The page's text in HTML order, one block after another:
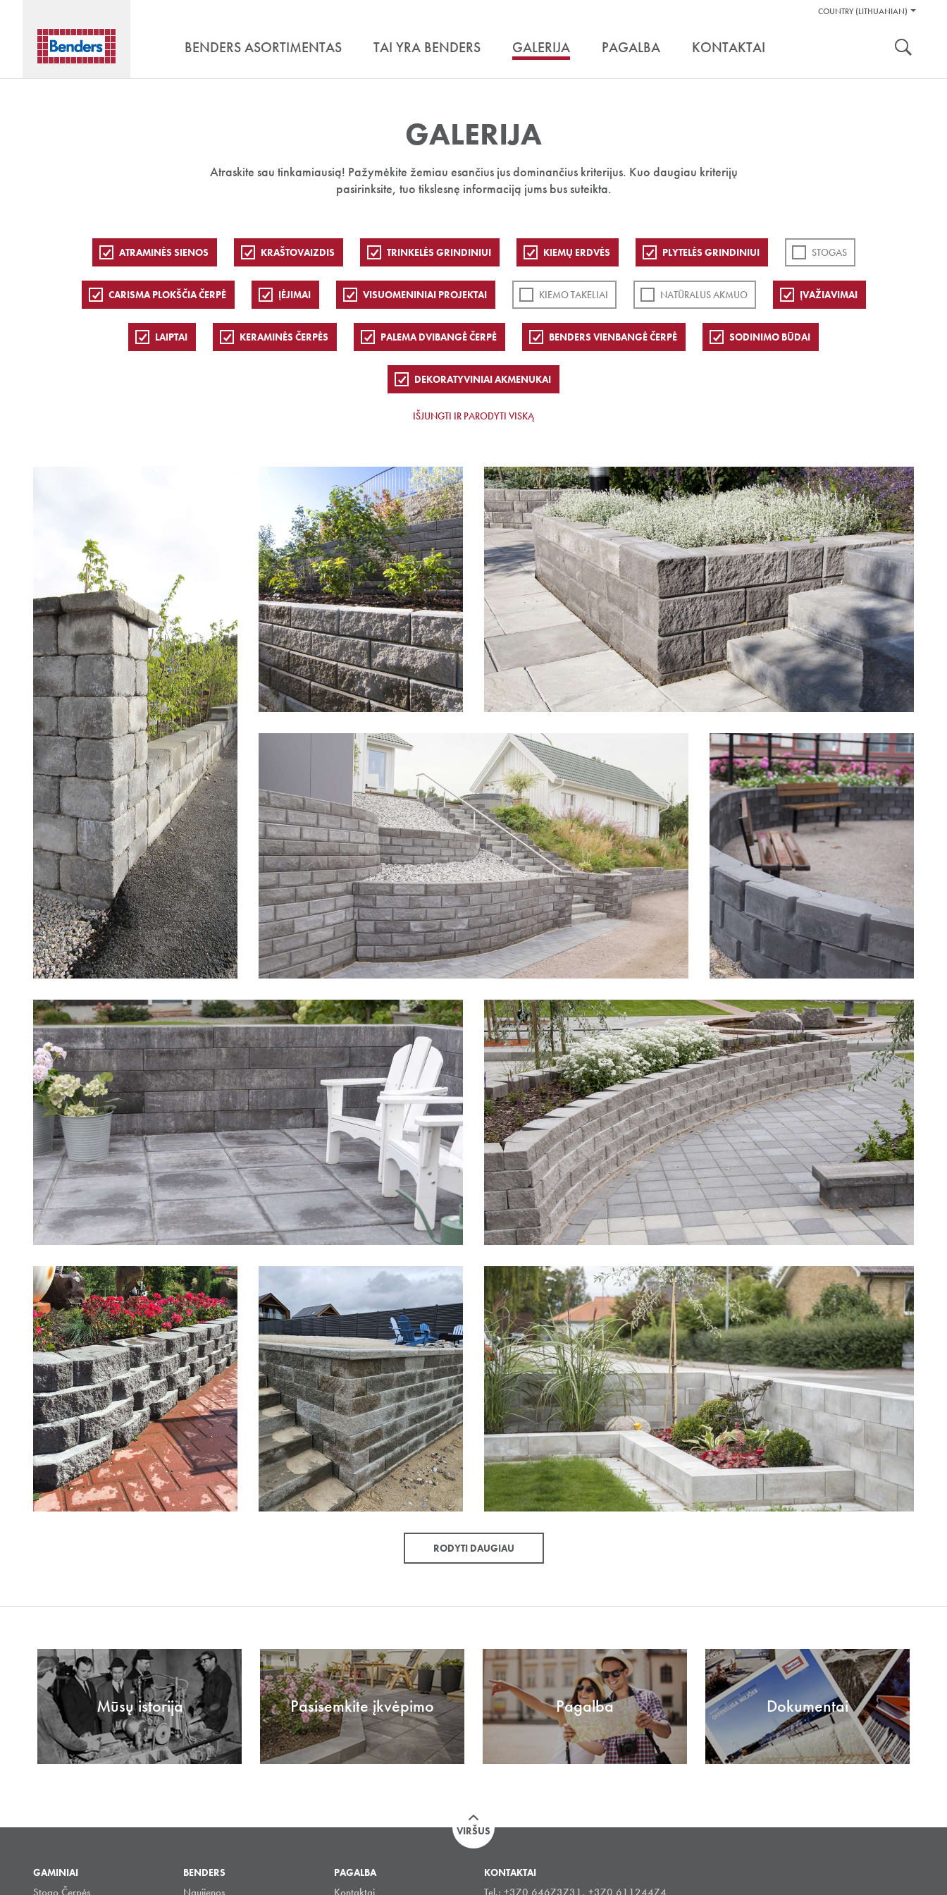
Pagalbos
COUNTRY (LITHUANIAN)
BENDERS ASORTIMENTAS TAI YRA BENDERS GALERIJA PAGALBA KONTAKTAI
GALERIJA
Atraskite sau tinkamiausią! Pažymėkite žemiau esančius jus dominančius kriterijus. Kuo daugiau kriterijų
pasirinksite, tuo tikslesnę informaciją jums bus suteikta.
ATRAMINĖS SIENOS KRAŠTOVAIZDIS TRINKELĖS GRINDINIUI KIEMŲ ERDVĖS PLYTELĖS GRINDINIUI STOGAS
CARISMA PLOKŠČIA ČERPĖ ĮĖJIMAI VISUOMENINIAI PROJEKTAI KIEMO TAKELIAI NATŪRALUS AKMUO ĮVAŽIAVIMAI
LAIPTAI KERAMINĖS ČERPĖS PALEMA DVIBANGĖ ČERPĖ BENDERS VIENBANGĖ ČERPĖ SODINIMO BŪDAI
DEKORATYVINIAI AKMENUKAI
IŠJUNGTI IR PARODYTI VISKĄ
RODYTI DAUGIAU
Mūsų istorija Pasisemkite įkvėpimo Pagalba Dokumentai
VIRŠUS
GAMINIAI BENDERS PAGALBA KONTAKTAI